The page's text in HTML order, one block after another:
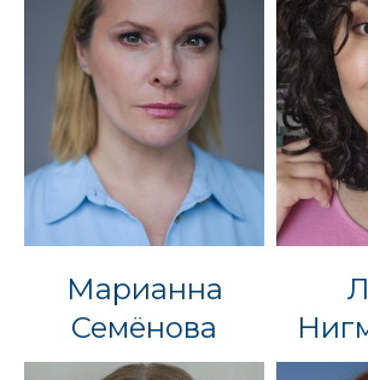
Марианна
Семёнова